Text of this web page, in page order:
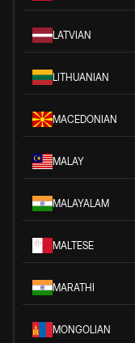
LATVIAN
LITHUANIAN
MACEDONIAN
MALAY
MALAYALAM
MALTESE
MARATHI
MONGOLIAN